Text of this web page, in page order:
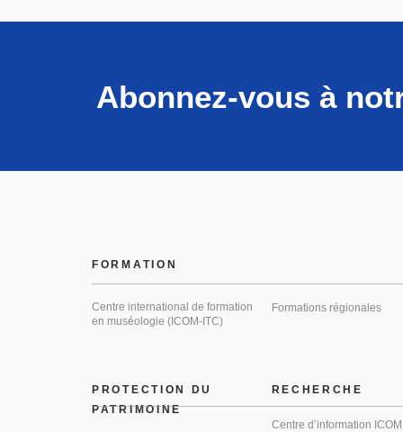
Abonnez-vous à
PROTECTION DU
PATRIMOINE
FORMATION
Centre international de formation
en muséologie (ICOM-ITC)
Formations régionales
RECHERCHE
Centre d’information ICOM